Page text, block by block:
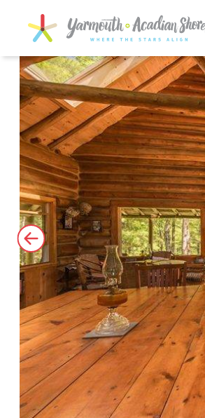
SKIP TO MAIN CONTENT